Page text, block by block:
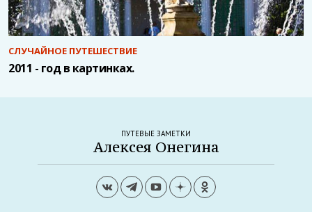
СЛУЧАЙНОЕ ПУТЕШЕСТВИЕ
2011 - год в картинках.
ПУТЕВЫЕ ЗАМЕТКИ
Алексея Онегина